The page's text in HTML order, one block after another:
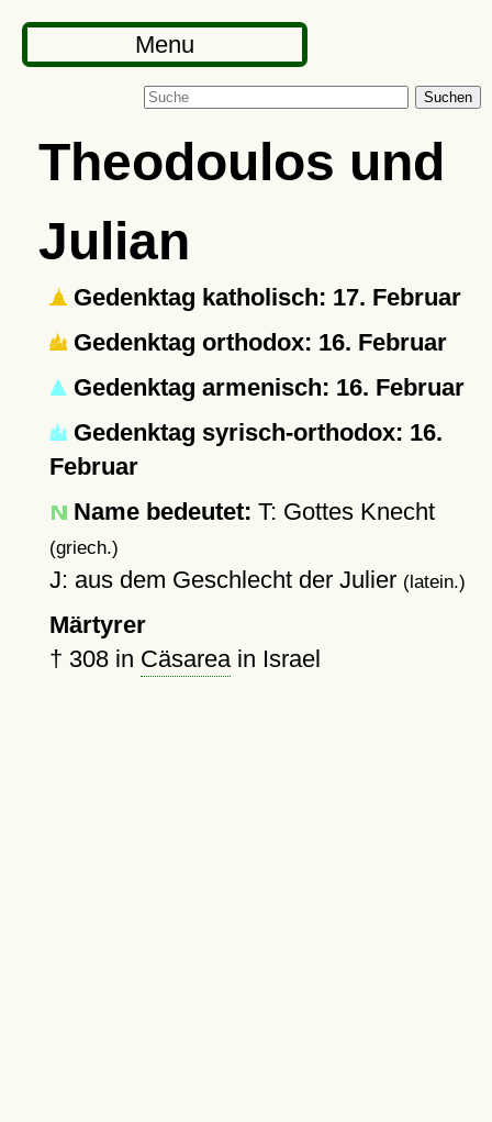
Menu
Suchen
Theodoulos und
Julian
Gedenktag katholisch: 17. Februar
Gedenktag orthodox: 16. Februar
Gedenktag armenisch: 16. Februar
Gedenktag syrisch-orthodox: 16.
Februar
Name bedeutet: T: Gottes Knecht
(griech.)
J: aus dem Geschlecht der Julier (latein.)
Märtyrer
† 308in Cäsareain Israel